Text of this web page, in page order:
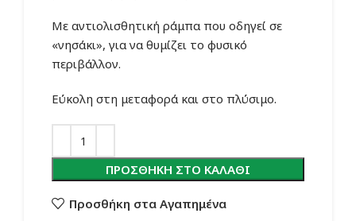
Με αντιολισθητική ράμπα που οδηγεί σε
«νησάκι», για να θυμίζει το φυσικό
περιβάλλον.
Εύκολη στη μεταφορά και στο πλύσιμο.
ΠΡΟΣΘΉΚΗ ΣΤΟ ΚΑΛΆΘΙ
Προσθήκη στα Αγαπημένα